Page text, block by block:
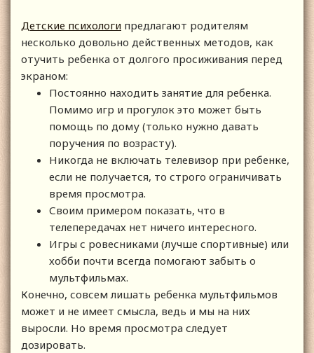
Детские психологи предлагают родителям
несколько довольно действенных методов, как
отучить ребенка от долгого просиживания перед
экраном:
Постоянно находить занятие для ребенка.
Помимо игр и прогулок это может быть
помощь по дому (только нужно давать
поручения по возрасту).
Никогда не включать телевизор при ребенке,
если не получается, то строго ограничивать
время просмотра.
Своим примером показать, что в
телепередачах нет ничего интересного.
Игры с ровесниками (лучше спортивные) или
хобби почти всегда помогают забыть о
мультфильмах.
Конечно, совсем лишать ребенка мультфильмов
может и не имеет смысла, ведь и мы на них
выросли. Но время просмотра следует
дозировать.